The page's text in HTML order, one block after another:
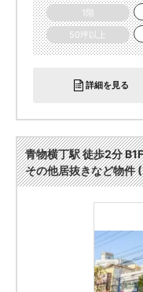
1階
50坪以上
詳細を見る
青物横丁駅 徒歩2分
その他居抜きなど物件